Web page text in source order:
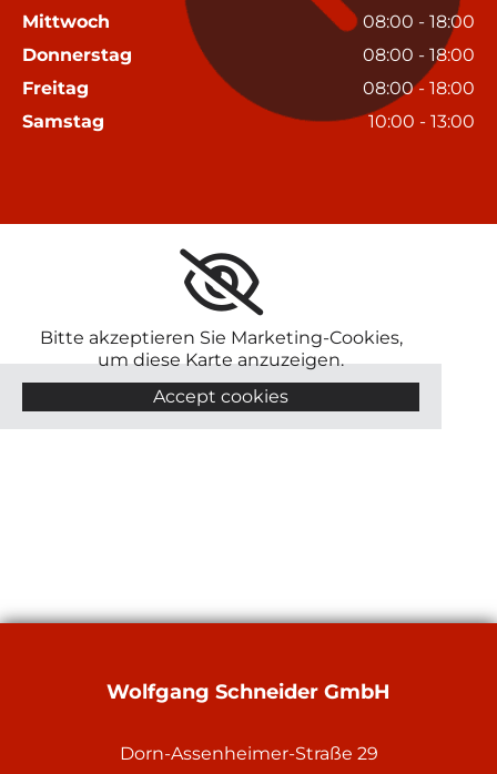
Mittwoch
08:00 - 18:00
Donnerstag
08:00 - 18:00
Freitag
08:00 - 18:00
Samstag
10:00 - 13:00
Bitte akzeptieren Sie Marketing-Cookies,
um diese Karte anzuzeigen.
Accept cookies
Wolfgang Schneider GmbH
Dorn-Assenheimer-Straße 29